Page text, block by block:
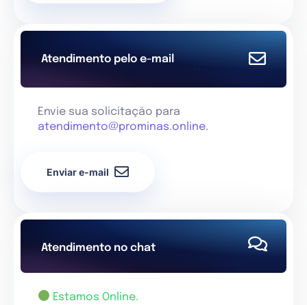
Atendimento pelo e-mail
Envie sua solicitação para
atendimento@prominas.online.
Enviar e-mail
Atendimento no chat
Estamos Online.